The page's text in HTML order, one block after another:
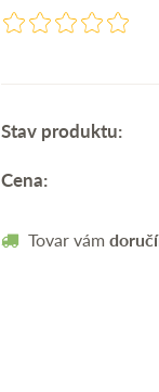
Stav produktu:
Cena:
Tovar vám